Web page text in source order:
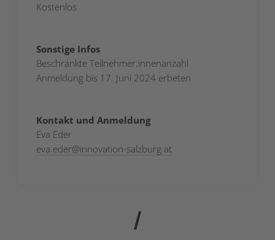
Kostenlos
Sonstige Infos
Beschränkte Teilnehmer:innenanzahl
Anmeldung bis 17. Juni 2024 erbeten
Kontakt und Anmeldung
Eva Eder
eva.eder@innovation-salzburg.at